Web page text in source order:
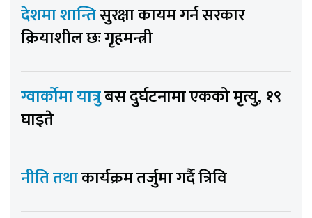
देशमा शान्तिसुरक्षा कायम गर्न सरकार
क्रियाशील छः गृहमन्त्री
ग्वार्कोमा यात्रुबस दुर्घटनामा एकको मृत्यु, १९
घाइते
नीति तथाकार्यक्रम तर्जुमा गर्दै त्रिवि